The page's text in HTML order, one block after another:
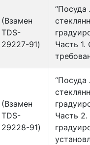
(Взамен
TDS-
29227-91)
“Посуда
Часть
(Взамен
TDS-
29228-91)
“Посуда
Часть